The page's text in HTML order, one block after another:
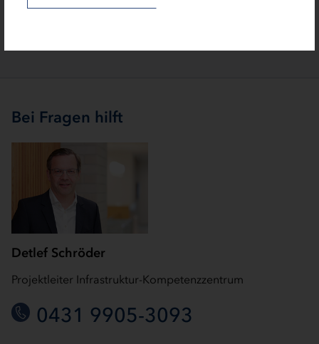
Bei Fragen hilft
Detlef Schröder
Projektleiter Infrastruktur-Kompetenzzentrum
0431 9905-3093